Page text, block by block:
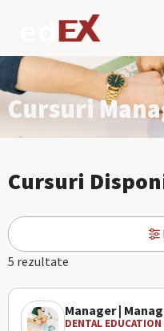
Cursuri
Cursuri
5 rezultate
Manager |
DENTAL EDUCATION